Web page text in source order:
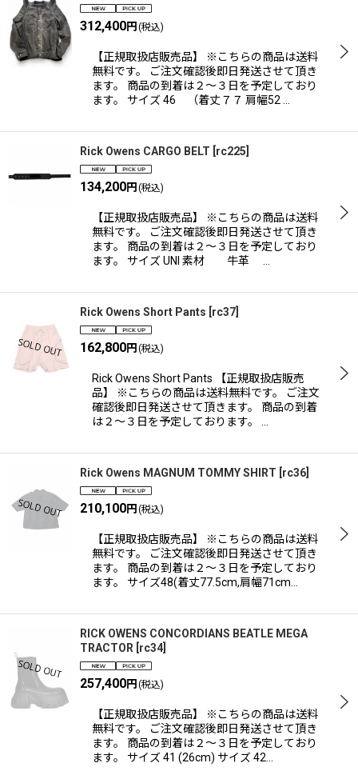
312,400円 (税込)
【正規取扱店販売品】 ※こちらの商品は送料
無料です。 ご注文確認後即日発送させて頂き
ます。 商品の到着は２〜３日を予定しており
ます。 サイズ 46 （着丈７７ 肩幅52 …
Rick Owens CARGO BELT rc225
134,200円 (税込)
【正規取扱店販売品】 ※こちらの商品は送料
無料です。 ご注文確認後即日発送させて頂き
ます。 商品の到着は２〜３日を予定しており
ます。 サイズ UNI 素材 牛革 …
Rick Owens Short Pants rc37
162,800円 (税込)
Rick Owens Short Pants 【正規取扱店販売
品】 ※こちらの商品は送料無料です。 ご注文
確認後即日発送させて頂きます。 商品の到着
は２〜３日を予定しております。 …
Rick Owens MAGNUM TOMMY SHIRT rc36
210,100円 (税込)
【正規取扱店販売品】 ※こちらの商品は送料
無料です。 ご注文確認後即日発送させて頂き
ます。 商品の到着は２〜３日を予定しており
ます。 サイズ48(着丈77.5cm,肩幅71cm…
RICK OWENS CONCORDIANS BEATLE MEGA
TRACTOR rc34
257,400円 (税込)
【正規取扱店販売品】 ※こちらの商品は送料
無料です。 ご注文確認後即日発送させて頂き
ます。 商品の到着は２〜３日を予定しており
ます。 サイズ 41 (26cm) サイズ 42…